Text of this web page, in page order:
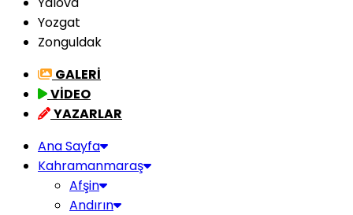
Yozgat
Zonguldak
GALERİ
VİDEO
YAZARLAR
Ana Sayfa
Kahramanmaraş
Afşin
Andırın